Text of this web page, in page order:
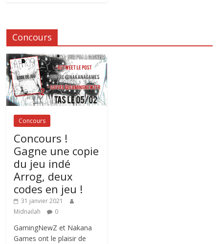
Concours
Concours
Concours !
Gagne une copie
du jeu indé
Arrog, deux
codes en jeu !
31 janvier 2021
Midnailah
0
GamingNewZ et Nakana
Games ont le plaisir de